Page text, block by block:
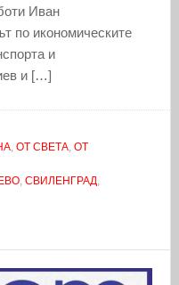
Иван
по икономическите
и
и […]
, ОТ СВЕТА, ОТ
, СВИЛЕНГРАД,